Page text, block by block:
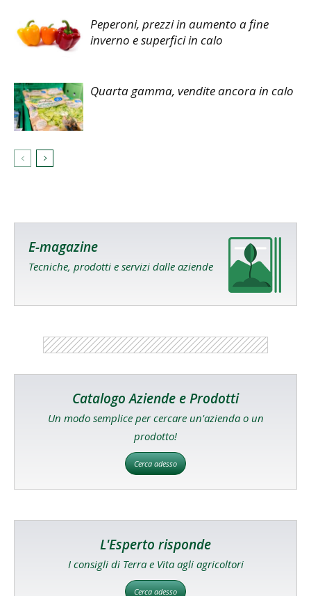
Peperoni, prezzi in aumento a fine
inverno e superfici in calo
Quarta gamma, vendite ancora in calo
E-magazine
Tecniche, prodotti e servizi dalle aziende
Catalogo Aziende e Prodotti
Un modo semplice per cercare un'azienda o un
prodotto!
Cerca adesso
L'Esperto risponde
I consigli di Terra e Vita agli agricoltori
Cerca adesso